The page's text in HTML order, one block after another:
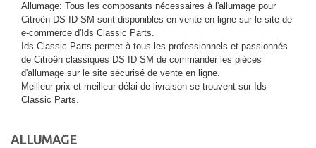
Allumage: Tous les composants nécessaires à l'allumage pour
Citroën DS ID SM sont disponibles en vente en ligne sur le site de
e-commerce d'Ids Classic Parts.
Ids Classic Parts permet à tous les professionnels et passionnés
de Citroën classiques DS ID SM de commander les pièces
d'allumage sur le site sécurisé de vente en ligne.
Meilleur prix et meilleur délai de livraison se trouvent sur Ids
Classic Parts.
ALLUMAGE